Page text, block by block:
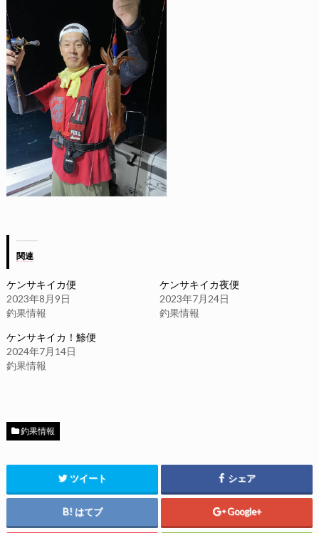
関連
ケンサキイカ便
2023年8月9日
釣果情報
ケンサキイカ夜便
2023年7月24日
釣果情報
ケンサキイカ！鯵便
2024年7月14日
釣果情報
釣果情報
ツイート シェア
はてブ Google+